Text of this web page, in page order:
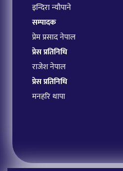
इन्दिरा न्यौपाने
सम्पादक
प्रेम प्रसाद नेपाल
प्रेस प्रतिनिधि
राजेश नेपाल
प्रेस प्रतिनिधि
मनहरि थापा